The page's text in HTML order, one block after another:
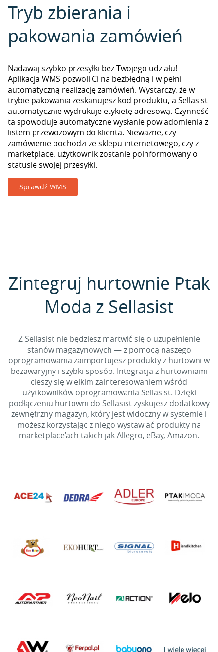
Tryb zbierania i
pakowania zamówień
Nadawaj szybko przesyłki bez Twojego udziału!
Aplikacja WMS pozwoli Ci na bezbłędną i w pełni
automatyczną realizację zamówień. Wystarczy, że w
trybie pakowania zeskanujesz kod produktu, a Sellasist
automatycznie wydrukuje etykietę adresową. Czynność
ta spowoduje automatyczne wysłanie powiadomienia z
listem przewozowym do klienta. Nieważne, czy
zamówienie pochodzi ze sklepu internetowego, czy z
marketplace, użytkownik zostanie poinformowany o
statusie swojej przesyłki.
Sprawdź WMS
Zintegruj hurtownie Ptak
Moda z Sellasist
Z Sellasist nie będziesz martwić się o uzupełnienie
stanów magazynowych — z pomocą naszego
oprogramowania zaimportujesz produkty z hurtowni w
bezawaryjny i szybki sposób. Integracja z hurtowniami
cieszy się wielkim zainteresowaniem wśród
użytkowników oprogramowania Sellasist. Dzięki
podłączeniu hurtowni do Sellasist zyskujesz dodatkowy
zewnętrzny magazyn, który jest widoczny w systemie i
możesz korzystając z niego wystawiać produkty na
marketplace’ach takich jak Allegro, eBay, Amazon.